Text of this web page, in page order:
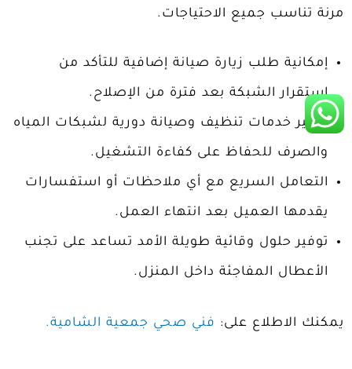
مرنة تناسب جميع الاحتياجات.
إمكانية طلب زيارة صيانة إضافية للتأكد من
استقرار الشبكة بعد فترة من الإصلاح.
توفير خدمات تنظيف وصيانة دورية لشبكات المياه
والصرف للحفاظ على كفاءة التشغيل.
التعامل السريع مع أي ملاحظات أو استفسارات
يقدمها العميل بعد انتهاء العمل.
توفير حلول وقائية طويلة الأمد تساعد على تجنب
الأعطال المفاجئة داخل المنزل.
يمكنك الاطلاع على: فني صحي جمعية الشامية.